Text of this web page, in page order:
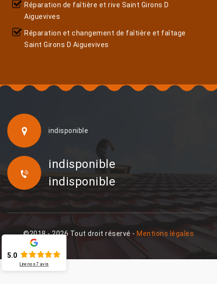
Réparation de faîtière et rive Saint Girons D
Aiguevives
Réparation et changement de faîtière et faîtage
Saint Girons D Aiguevives
indisponible
indisponible
indisponible
©2018 - 2026 Tout droit réservé - Mentions légales
5.0
Lire nos 7 avis